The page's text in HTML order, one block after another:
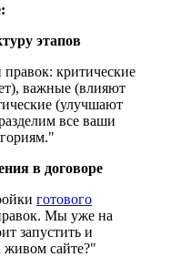
этапов
правок: критические
важные (влияют
(улучшают
все ваши
в договоре
готового
Мы уже на
запустить и
живом сайте?"